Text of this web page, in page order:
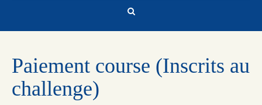
Paiement course (Inscrits au
challenge)